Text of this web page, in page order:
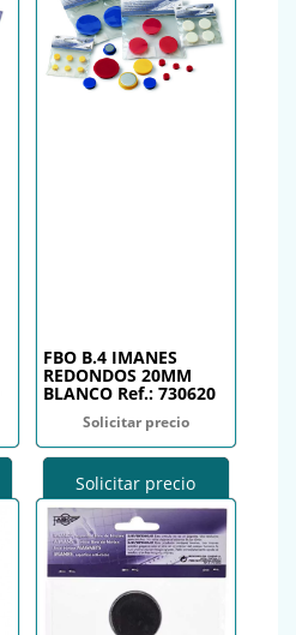
FBO B.4 IMANES
REDONDOS 20MM
BLANCO Ref.: 730620
Solicitar precio
Solicitar precio